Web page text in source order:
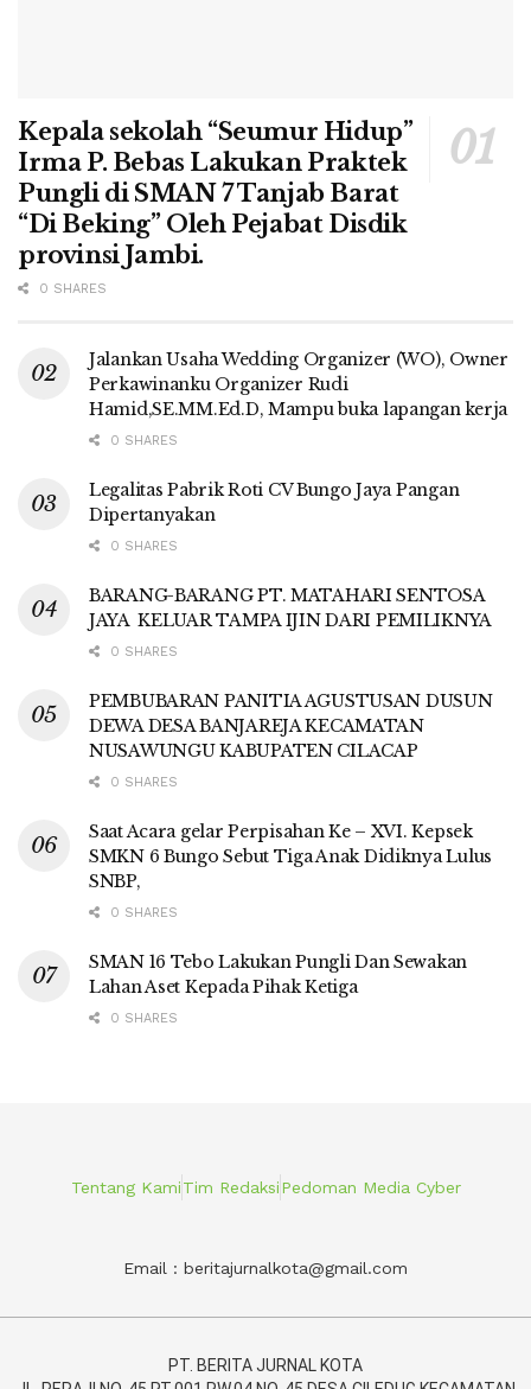
Kepala sekolah “Seumur Hidup”
Irma P. Bebas Lakukan Praktek
Pungli di SMAN 7 Tanjab Barat
“Di Beking” Oleh Pejabat Disdik
provinsi Jambi.
0 SHARES
Jalankan Usaha Wedding Organizer (WO), Owner
Perkawinanku Organizer Rudi
Hamid,SE.MM.Ed.D, Mampu buka lapangan kerja
0 SHARES
Legalitas Pabrik Roti CV Bungo Jaya Pangan
Dipertanyakan
0 SHARES
BARANG-BARANG PT. MATAHARI SENTOSA
JAYA KELUAR TAMPA IJIN DARI PEMILIKNYA
0 SHARES
PEMBUBARAN PANITIA AGUSTUSAN DUSUN
DEWA DESA BANJAREJA KECAMATAN
NUSAWUNGU KABUPATEN CILACAP
0 SHARES
Saat Acara gelar Perpisahan Ke – XVI. Kepsek
SMKN 6 Bungo Sebut Tiga Anak Didiknya Lulus
SNBP,
0 SHARES
SMAN 16 Tebo Lakukan Pungli Dan Sewakan
Lahan Aset Kepada Pihak Ketiga
0 SHARES
Tentang KamiTim RedaksiPedoman Media Cyber
Email : beritajurnalkota@gmail.com
PT. BERITA JURNAL KOTA